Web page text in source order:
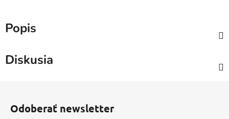
Popis
Diskusia
Odoberať newsletter